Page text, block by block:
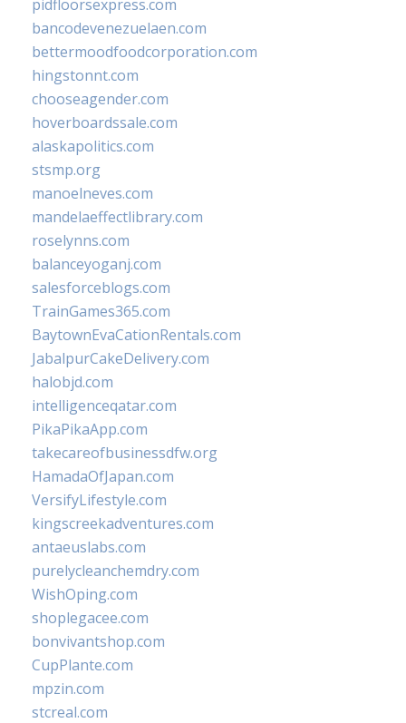
pidfloorsexpress.com
bancodevenezuelaen.com
bettermoodfoodcorporation.com
hingstonnt.com
chooseagender.com
hoverboardssale.com
alaskapolitics.com
stsmp.org
manoelneves.com
mandelaeffectlibrary.com
roselynns.com
balanceyoganj.com
salesforceblogs.com
TrainGames365.com
BaytownEvaCationRentals.com
JabalpurCakeDelivery.com
halobjd.com
intelligenceqatar.com
PikaPikaApp.com
takecareofbusinessdfw.org
HamadaOfJapan.com
VersifyLifestyle.com
kingscreekadventures.com
antaeuslabs.com
purelycleanchemdry.com
WishOping.com
shoplegacee.com
bonvivantshop.com
CupPlante.com
mpzin.com
stcreal.com